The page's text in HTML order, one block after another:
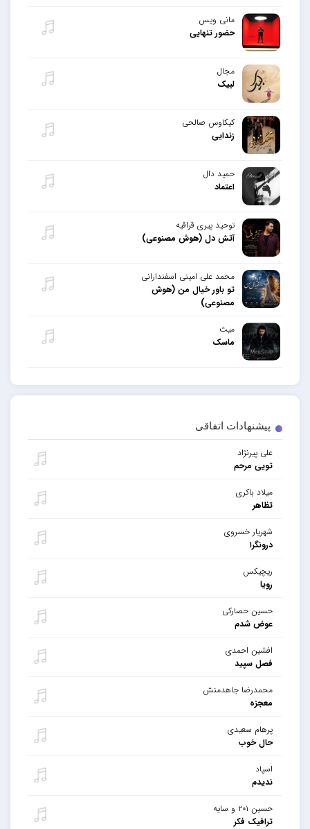
پیشنهادات اتفاقی
علی پیرنژاد
تویی مرحم
میلاد باکری
تظاهر
شهریار خسروی
درونگرا
ریچیکس
رویا
حسین حصارکی
عوض شدم
افشین احمدی
فصل سپید
محمدرضا جاهدمنش
معجزه
پرهام سعیدی
حال خوب
اسپاد
ندیدم
حسین ۲۰۱ و سایه
ترافیک فکر
مانی ویس
حضور تنهایی
مجال
لبیک
کیکاوس صالحی
زندایی
حمید دال
اعتماد
توحید پیری قراقیه
آتش دل (هوش مصنوعی)
محمد علی امینی اسفندارانی
تو باور خیال من (هوش
مصنوعی)
میث
ماسک